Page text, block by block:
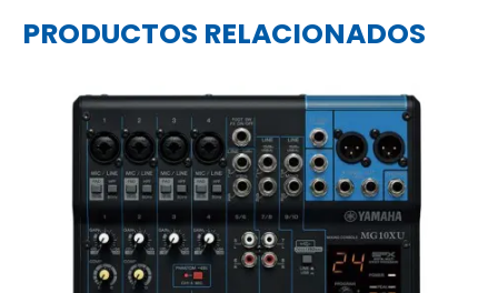
PRODUCTOS RELACIONADOS